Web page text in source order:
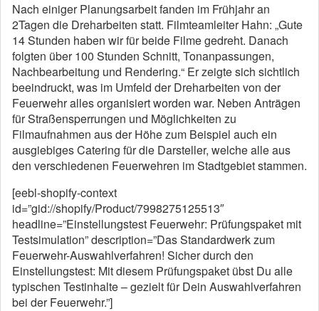
Nach einiger Planungsarbeit fanden im Frühjahr an
2Tagen die Dreharbeiten statt. Filmteamleiter Hahn: „Gute
14 Stunden haben wir für beide Filme gedreht. Danach
folgten über 100 Stunden Schnitt, Tonanpassungen,
Nachbearbeitung und Rendering.“ Er zeigte sich sichtlich
beeindruckt, was im Umfeld der Dreharbeiten von der
Feuerwehr alles organisiert worden war. Neben Anträgen
für Straßensperrungen und Möglichkeiten zu
Filmaufnahmen aus der Höhe zum Beispiel auch ein
ausgiebiges Catering für die Darsteller, welche alle aus
den verschiedenen Feuerwehren im Stadtgebiet stammen.
[eebl-shopify-context
id=”gid://shopify/Product/7998275125513″
headline=”Einstellungstest Feuerwehr: Prüfungspaket mit
Testsimulation” description=”Das Standardwerk zum
Feuerwehr-Auswahlverfahren! Sicher durch den
Einstellungstest: Mit diesem Prüfungspaket übst Du alle
typischen Testinhalte – gezielt für Dein Auswahlverfahren
bei der Feuerwehr.”]